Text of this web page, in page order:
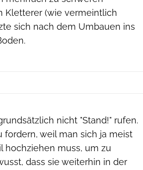
Kletterer (wie vermeintlich
sich nach dem Umbauen ins
nicht "Stand!" rufen.
fordern, weil man sich ja meist
hochziehen muss, um zu
dass sie weiterhin in der